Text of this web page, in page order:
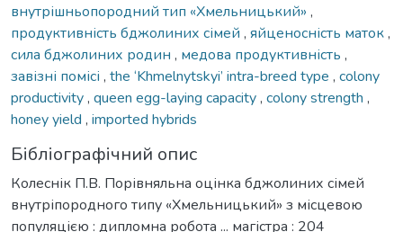
внутрішньопородний тип «Хмельницький» ,
продуктивність бджолиних сімей , яйценосність маток,
сила бджолиних родин , медова продуктивність ,
завізні помісі , the ‘Khmelnytskyi’ intra-breed type , colony
productivity, queen egg-laying capacity, colony strength ,
honey yield , imported hybrids
Бібліографічний опис
Колеснік П.В. Порівняльна оцінка бджолиних сімей
внутріпородного типу «Хмельницький» з місцевою
популяцією : дипломна робота ... магістра : 204